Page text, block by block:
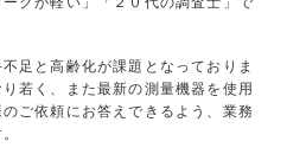
足と高齢化が課題となっておりま
若く、また最新の測量機器を使用
ご依頼にお答えできるよう、業務